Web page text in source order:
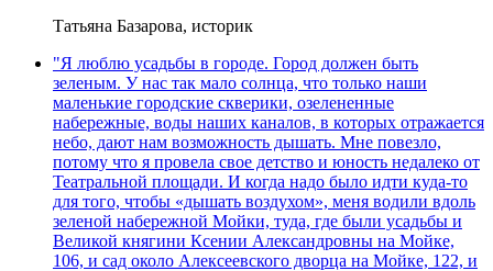
Татьяна Базарова, историк
"Я люблю усадьбы в городе. Город должен быть
зеленым. У нас так мало солнца, что только наши
маленькие городские скверики, озелененные
набережные, воды наших каналов, в которых отражается
небо, дают нам возможность дышать. Мне повезло,
потому что я провела свое детство и юность недалеко от
Театральной площади. И когда надо было идти куда-то
для того, чтобы «дышать воздухом», меня водили вдоль
зеленой набережной Мойки, туда, где были усадьбы и
Великой княгини Ксении Александровны на Мойке,
106, и сад около Алексеевского дворца на Мойке, 122, и